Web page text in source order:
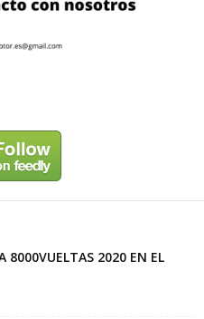
8000VUELTAS 2020 EN EL